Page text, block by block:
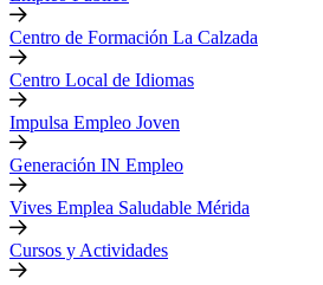
Centro de Formación La Calzada
Centro Local de Idiomas
Impulsa Empleo Joven
Generación IN Empleo
Vives Emplea Saludable Mérida
Cursos y Actividades